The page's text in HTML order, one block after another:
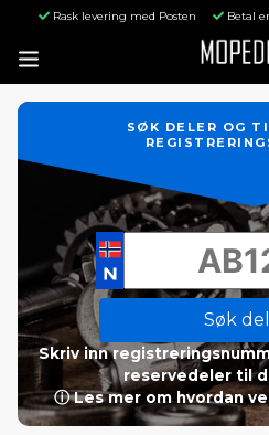
Rask levering med Posten Betal
SØK DELER OG
Søk
Skriv inn
reservedeler til
ⓘ Les mer om hvordan